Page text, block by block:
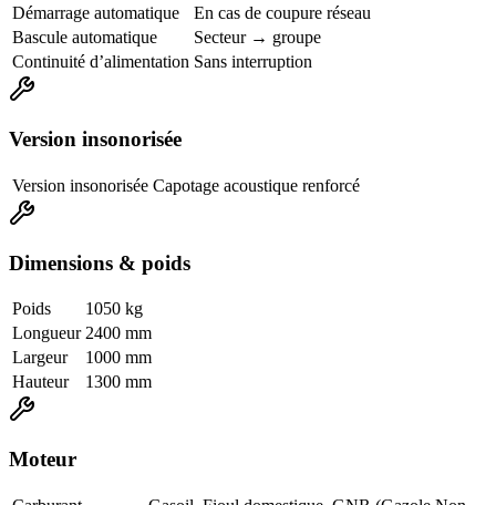
Démarrage automatique
En cas de coupure réseau
Bascule automatique
Secteur → groupe
Continuité d’alimentation Sans interruption
Version insonorisée
Version insonorisée Capotage acoustique renforcé
Dimensions & poids
Poids
1050 kg
Longueur 2400 mm
Largeur
1000 mm
Hauteur
1300 mm
Moteur